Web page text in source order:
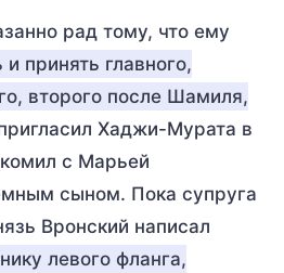
рад тому, что ему
принять главного,
второго после Шамиля,
Хаджи-Мурата в
с Марьей
сыном. Пока супруга
Вронский написал
левого фланга,